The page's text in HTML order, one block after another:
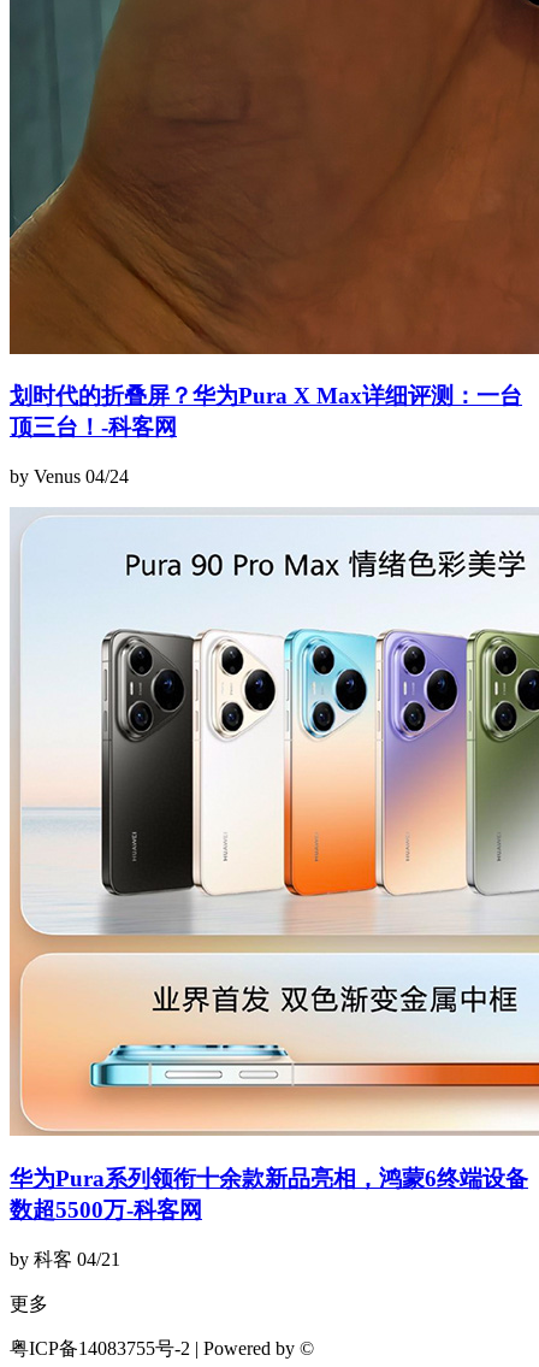
划时代的折叠屏？华为Pura X Max详细评测：一台
顶三台！-科客网
by Venus 04/24
华为Pura系列领衔十余款新品亮相，鸿蒙6终端设备
数超5500万-科客网
by 科客 04/21
更多
粤ICP备14083755号-2 | Powered by ©